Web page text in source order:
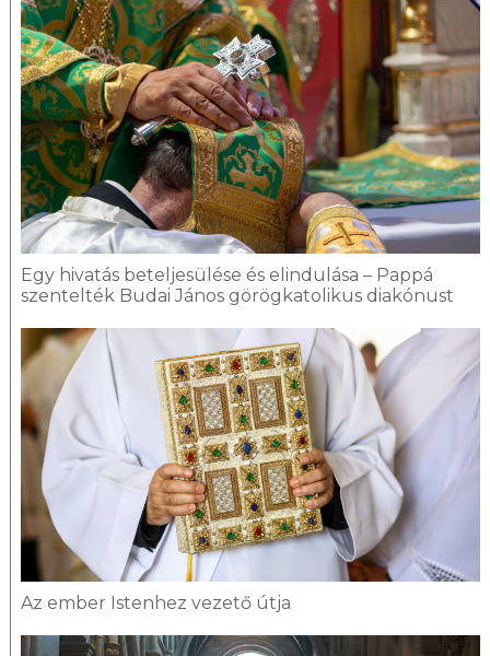
Egy hivatás beteljesülése és elindulása – Pappá
szentelték Budai János görögkatolikus diakónust
Az ember Istenhez vezető útja